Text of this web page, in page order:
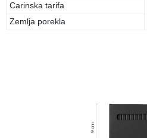
Carinska tarifa
Zemlja porekla